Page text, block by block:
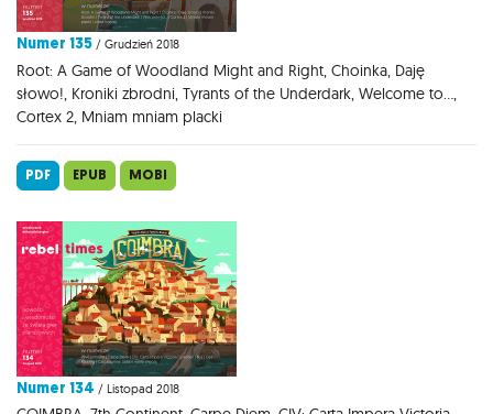
Numer 135 / Grudzień 2018
Root: A Game of Woodland Might and Right, Choinka, Daję
słowo!, Kroniki zbrodni, Tyrants of the Underdark, Welcome to...,
Cortex 2, Mniam mniam placki
PDF EPUB MOBI
Numer 134 / Listopad 2018